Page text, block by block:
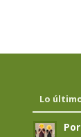
Lo